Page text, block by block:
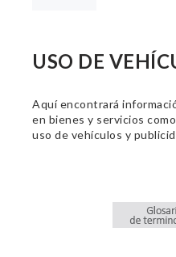
USO DE
Aquí encontrará
en bienes y servicios
uso de vehículos y